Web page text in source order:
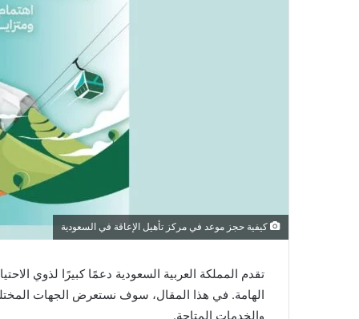
كيفية حجز موعد في مركز تأهيل الإعاقة في السعودية
تقدم المملكة العربية السعودية دعمًا كبيرًا لذوي
الهامة. في هذا المقال، سوف نستعرض الجهات
والخدمات المتاحة.